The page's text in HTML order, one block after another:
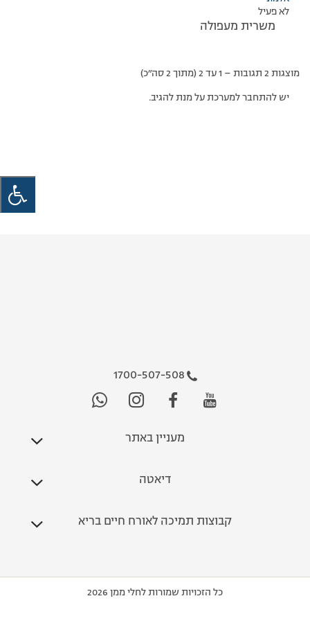
לא פעיל
משרית מעפולה
מוצגות 2 תגובות – 1 עד 2 (מתוך 2 סה״כ)
יש להתחבר למערכת על מנת להגיב.
1700-507-508
מעניין באתר
דיאטה
קבוצות תמיכה לאורח חיים בריא
כל הזכויות שמורות לחלי ממן 2026